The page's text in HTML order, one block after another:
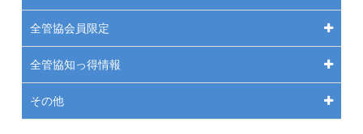
全管協会員限定
全管協知っ得情報
その他